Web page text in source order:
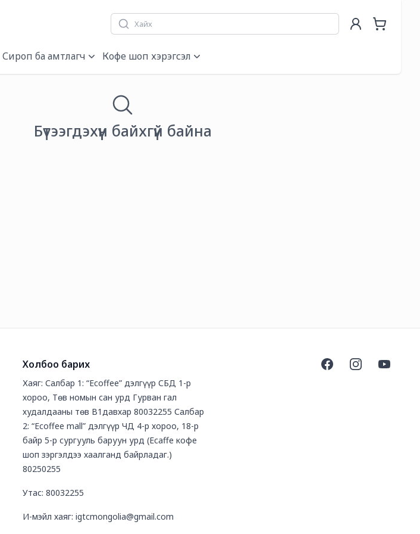
Сироп ба амтлагч Кофе шоп хэрэгсэл
Бүтээгдэхүүн байхгүй байна
Холбоо барих
Хаяг: Салбар 1: “Ecoffee” дэлгүүр СБД 1-р
хороо, Төв номын сан урд Гурван гал
худалдааны төв В1давхар 80032255 Салбар
2: “Ecoffee mall” дэлгүүр ЧД 4-р хороо, 18-р
байр 5-р сургууль баруун урд (Ecaffe кофе
шоп зэргэлдээ хаалганд байрладаг.)
80250255
Утас: 80032255
И-мэйл хаяг: igtcmongolia@gmail.com
FacebookInstagramYouTube